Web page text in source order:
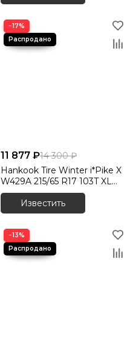
−17%
11 877 ₽14 300 ₽
Hankook Tire Winter i*Pike X
W429A 215/65 R17 103T XL
шип.
Известить
−13%